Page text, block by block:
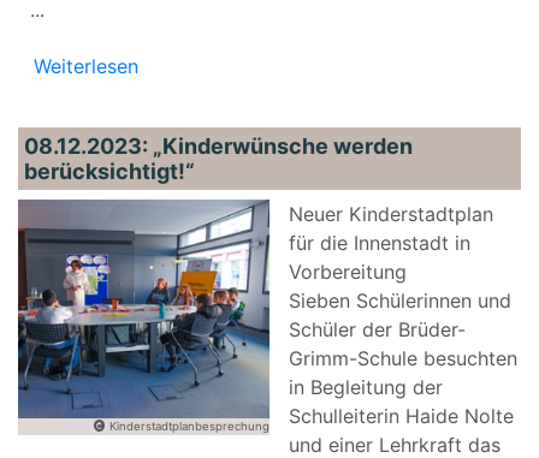
...
Weiterlesen
08.12.2023: „Kinderwünsche werden
berücksichtigt!“
Kinderstadtplanbesprechung
Neuer Kinderstadtplan
für die Innenstadt in
Vorbereitung
Sieben Schülerinnen und
Schüler der Brüder-
Grimm-Schule besuchten
in Begleitung der
Schulleiterin Haide Nolte
und einer Lehrkraft das